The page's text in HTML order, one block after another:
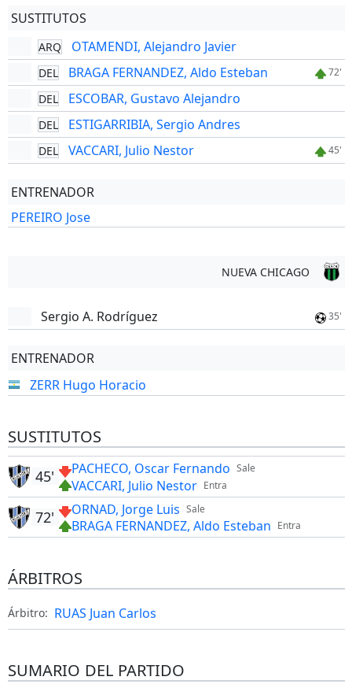
SUSTITUTOS
ARQ OTAMENDI, Alejandro Javier
DEL BRAGA FERNANDEZ, Aldo Esteban 72'
DEL ESCOBAR, Gustavo Alejandro
DEL ESTIGARRIBIA, Sergio Andres
DEL VACCARI, Julio Nestor 45'
ENTRENADOR
PEREIRO Jose
NUEVA CHICAGO
Sergio A. Rodríguez 35'
ENTRENADOR
ZERR Hugo Horacio
SUSTITUTOS
Sale
PACHECO, Oscar Fernando
Entra
VACCARI, Julio Nestor
45'
Sale
ORNAD, Jorge Luis
Entra
BRAGA FERNANDEZ, Aldo Esteban
72'
ÁRBITROS
Árbitro: RUAS Juan Carlos
SUMARIO DEL PARTIDO